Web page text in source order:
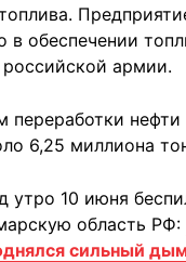
в обеспечении
российской армии.
переработки
6,25 миллиона
утро 10 июня
область РФ:
сильный